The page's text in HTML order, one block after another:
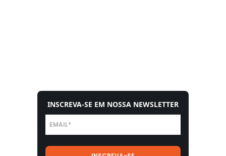
INSCREVA-SE EM NOSSA NEWSLETTER